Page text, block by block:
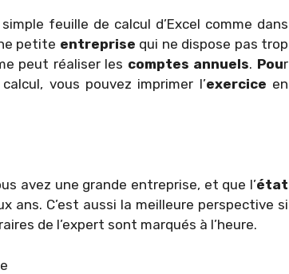
feuille de calcul d’Excel comme dans
petite entreprise qui ne dispose pas trop
peut réaliser les comptes annuels. Pour
vous pouvez imprimer l’exercice en
avez une grande entreprise, et que l’état
ans. C’est aussi la meilleure perspective si
de l’expert sont marqués à l’heure.